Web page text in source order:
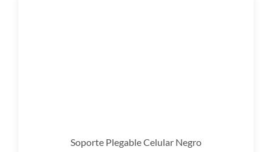
Soporte Plegable Celular Negro